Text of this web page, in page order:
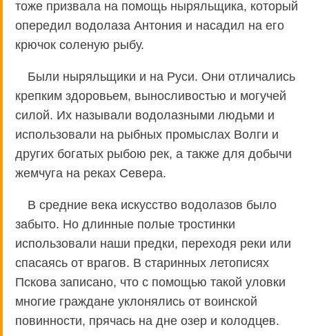
тоже призвала на помощь ныряльщика, который
опередил водолаза Антония и насадил на его
крючок соленую рыбу.
Были ныряльщики и на Руси. Они отличались
крепким здоровьем, выносливостью и могучей
силой. Их называли водолазными людьми и
использовали на рыбных промыслах Волги и
других богатых рыбою рек, а также для добычи
жемчуга на реках Севера.
В средние века искусство водолазов было
забыто. Но длинные полые тростинки
использовали наши предки, переходя реки или
спасаясь от врагов. В старинных летописях
Пскова записано, что с помощью такой уловки
многие граждане уклонялись от воинской
повинности, прячась на дне озер и колодцев.